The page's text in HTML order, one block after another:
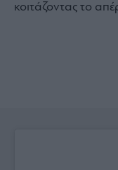
κοιτάζοντας το